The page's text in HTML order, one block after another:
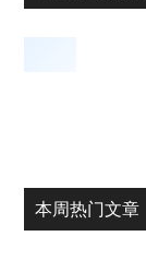
本周热门文章